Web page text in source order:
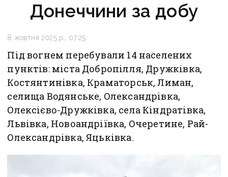
Донеччини за добу
8 жовтня 2025 р., 07:25
Під вогнем перебували 14 населених
пунктів: міста Добропілля, Дружківка,
Костянтинівка, Краматорськ, Лиман,
селища Водянське, Олександрівка,
Олексієво-Дружківка, села Кіндратівка,
Львівка, Новоандріївка, Очеретине, Рай-
Олександрівка, Яцьківка.